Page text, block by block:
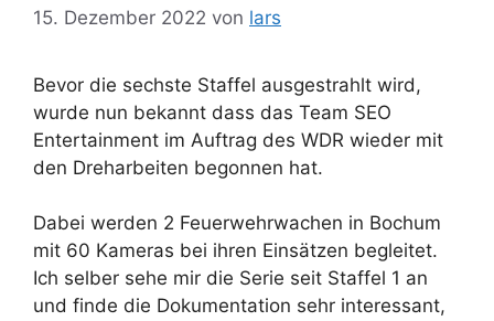
15. Dezember 2022 von lars
Bevor die sechste Staffel ausgestrahlt wird,
wurde nun bekannt dass das Team SEO
Entertainment im Auftrag des WDR wieder mit
den Dreharbeiten begonnen hat.
Dabei werden 2 Feuerwehrwachen in Bochum
mit 60 Kameras bei ihren Einsätzen begleitet.
Ich selber sehe mir die Serie seit Staffel 1 an
und finde die Dokumentation sehr interessant,